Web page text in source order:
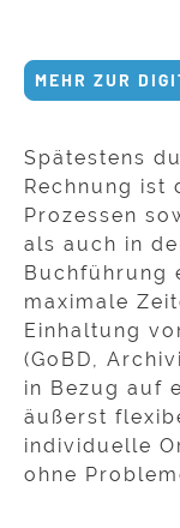
MEHR ZUR
Spätestens
Rechnung ist
Prozessen
als auch in
Buchführung
maximale
Einhaltung
(GoBD,
in Bezug auf
äußerst
individuelle
ohne